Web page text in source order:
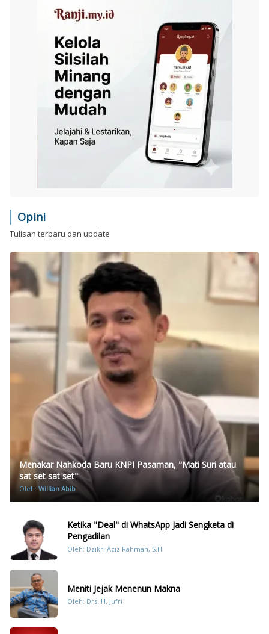
Opini
Tulisan terbaru dan update
Menakar Nahkoda Baru KNPI Pasaman, "Mati Suri atau
sat set sat set"
Oleh:Willian Abib
Ketika "Deal" di WhatsApp Jadi Sengketa di
Pengadilan
Oleh: Dzikri Aziz Rahman, S.H
Meniti Jejak Menenun Makna
Oleh: Drs. H. Jufri